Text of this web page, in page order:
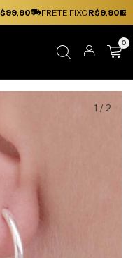
FRETE FIXOR$9,90
0
1 /2